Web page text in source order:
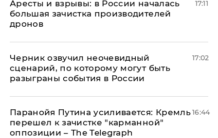
Аресты и взрывы: в России началась
большая зачистка производителей
дронов
17:11
Черник озвучил неочевидный
сценарий, по которому могут быть
разыграны события в России
17:02
Паранойя Путина усиливается: Кремль
перешел к зачистке "карманной"
оппозиции – The Telegraph
16:44